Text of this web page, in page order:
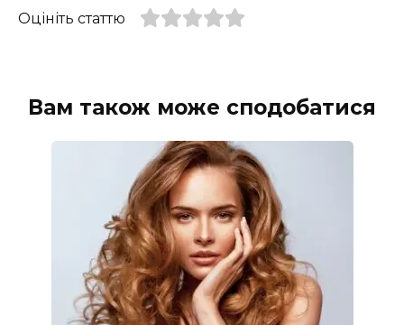
Оцініть статтю
Вам також може сподобатися